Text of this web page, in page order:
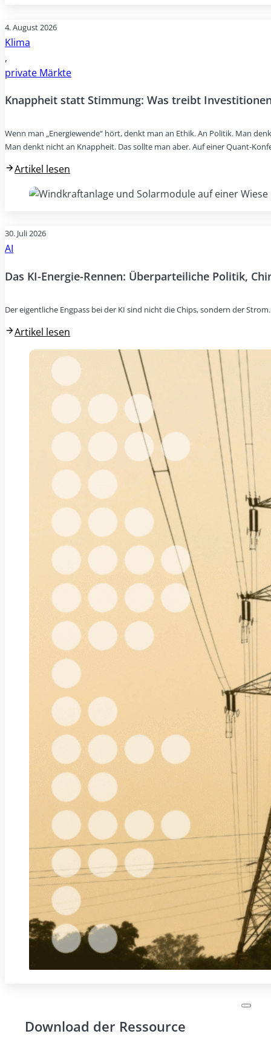
4. August 2026
Klima
,
private Märkte
Knappheit statt Stimmung: Was treibt
Wenn man „Energiewende“ hört, denkt man an Ethik. An Politik. Man
Man denkt nicht an Knappheit. Das sollte man aber. Auf einer Quant-
Artikel lesen
30. Juli 2026
AI
Das KI-Energie-Rennen: Überparteiliche Politik,
Der eigentliche Engpass bei der KI sind nicht die Chips, sondern der
Artikel lesen
Download der Ressource